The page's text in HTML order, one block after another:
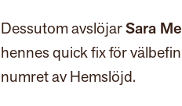
Dessutom avslöjarSara
hennes quick fix för
numret av Hemslöjd.